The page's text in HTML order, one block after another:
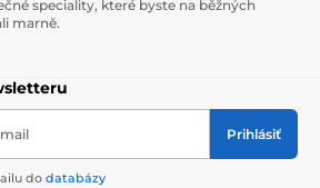
speciality, které byste na běžných
marně.
Prihlásiť
do databázy